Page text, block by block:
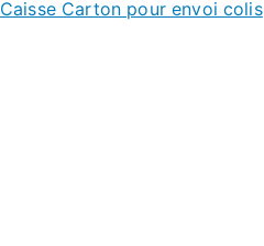
Caisse Carton pour envoi colis